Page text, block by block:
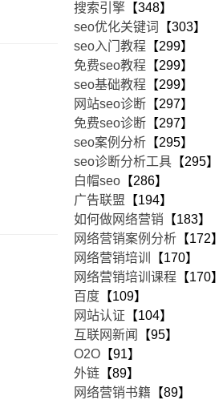
搜索引擎 【348】
seo优化关键词
【303】
seo入门教程 【299】
免费seo教程 【299】
seo基础教程 【299】
网站seo诊断 【297】
免费seo诊断 【297】
seo案例分析 【295】
seo诊断分析工具 【295】
白帽seo 【286】
广告联盟 【194】
如何做网络营销 【183】
网络营销案例分析 【172】
网络营销培训
【170】
网络营销培训课程 【170】
百度 【109】
网站认证 【104】
互联网新闻
【95】
O2O 【91】
外链 【89】
网络营销书籍 【89】